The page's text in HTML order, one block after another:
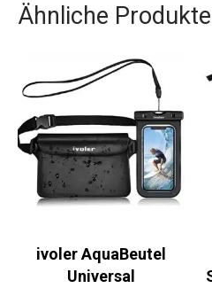
Ähnliche Produkte
ivoler AquaBeutel
Universal